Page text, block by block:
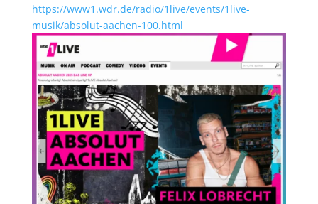
https://www1.wdr.de/radio/1live/events/1live-
musik/absolut-aachen-100.html